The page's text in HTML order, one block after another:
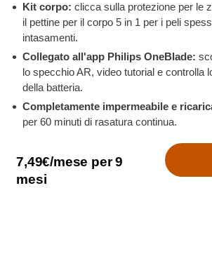
Kit corpo: clicca sulla protezione per le
il pettine per il corpo 5 in 1 per i peli
intasamenti.
Collegato all'app Philips OneBlade:
lo specchio AR, video tutorial e controlla
della batteria.
Completamente impermeabile e
per 60 minuti di rasatura continua.
7,49€/mese per 9
mesi